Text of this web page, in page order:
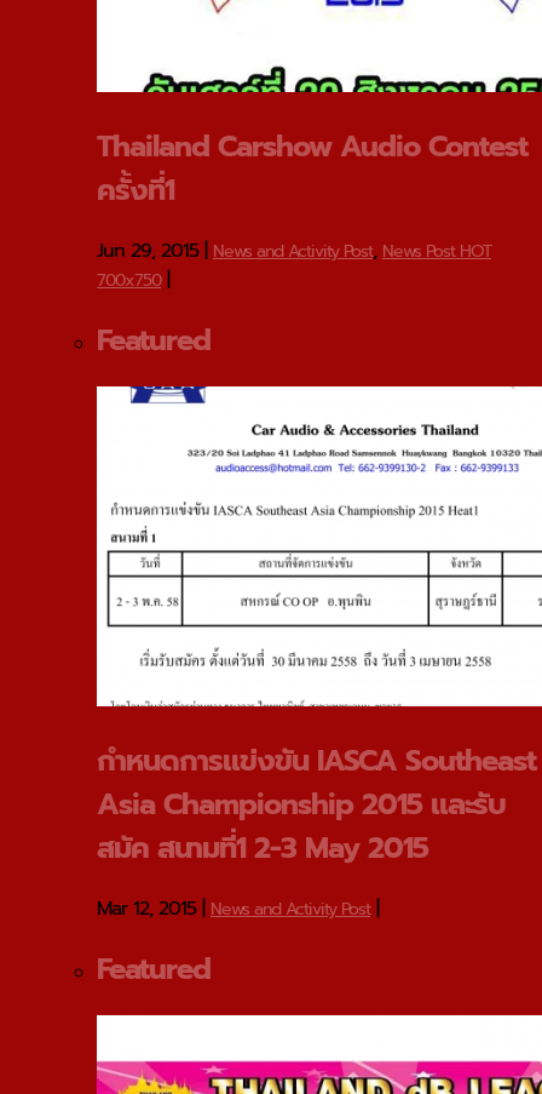
Thailand Carshow Audio Contest
ครั้งที่1
Jun 29, 2015| News and Activity Post, News Post HOT
700x750|
Featured
กําหนดการแข่งขัน IASCA Southeast
Asia Championship 2015 และรับ
สมัค สนามที่1 2-3 May 2015
Mar 12, 2015| News and Activity Post|
Featured